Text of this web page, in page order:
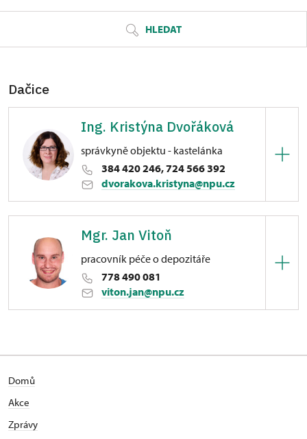
HLEDAT
Dačice
Ing. Kristýna Dvořáková
správkyně objektu - kastelánka
384 420 246, 724 566 392
dvorakova.kristyna@npu.cz
Havlíčkovo nám. 85/, Dačice
Mgr. Jan Vitoň
pracovník péče o depozitáře
778 490 081
viton.jan@npu.cz
Domů
Akce
Zprávy